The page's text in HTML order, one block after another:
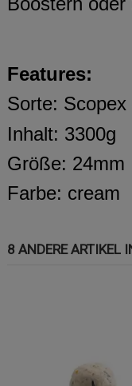
Features:
Sorte: Scopex
Inhalt: 3300g
Größe: 24mm
Farbe: cream
8 ANDERE ARTIKEL